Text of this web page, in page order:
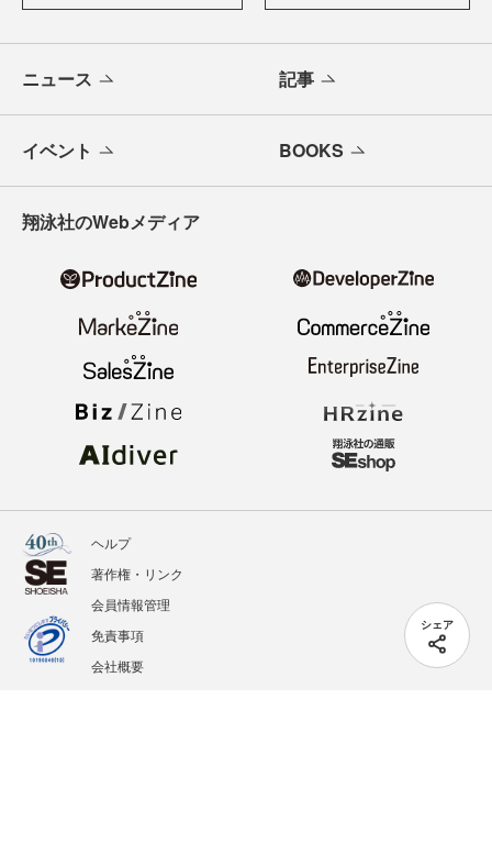
シェア
ニュース 記事
イベント BOOKS
翔泳社のWebメディア
ヘルプ
著作権・リンク
会員情報管理
免責事項
会社概要